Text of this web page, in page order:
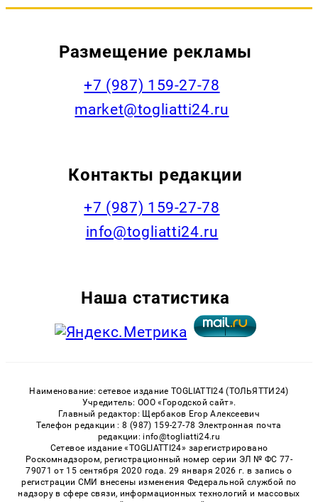
Размещение рекламы
+7 (987) 159-27-78
market@togliatti24.ru
Контакты редакции
+7 (987) 159-27-78
info@togliatti24.ru
Наша статистика
Наименование: сетевое издание TOGLIATTI24 (ТОЛЬЯТТИ24)
Учредитель: ООО «Городской сайт».
Главный редактор: Щербаков Егор Алексеевич
Телефон редакции : 8 (987) 159-27-78 Электронная почта
редакции: info@togliatti24.ru
Сетевое издание «TOGLIATTI24» зарегистрировано
Роскомнадзором, регистрационный номер серии ЭЛ № ФС 77-
79071 от 15 сентября 2020 года. 29 января 2026 г. в запись о
регистрации СМИ внесены изменения Федеральной службой по
надзору в сфере связи, информационных технологий и массовых